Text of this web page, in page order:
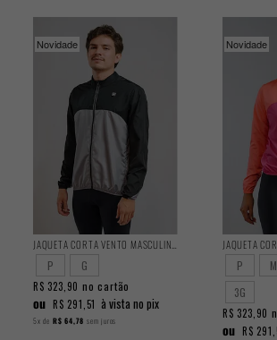
Novidade
P G
R$ 323,90 no cartão
ou R$ 291,51 à vista no pix
5x de R$ 64,78 sem juros
Novidade
P M
3G
R$ 323,90
ou R$